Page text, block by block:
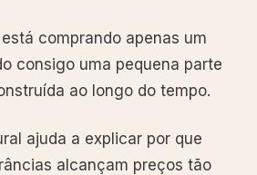
comprando apenas um
consigo uma pequena parte
ao longo do tempo.
ajuda a explicar por que
alcançam preços tão